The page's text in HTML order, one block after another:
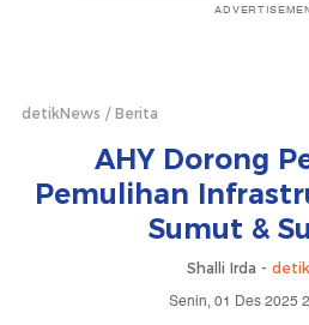
detikNews Berita
AHY Dorong
Pemulihan
Sumut &
Shalli Irda -
Senin, 01 Des 2025